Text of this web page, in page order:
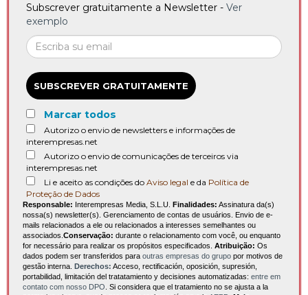
Subscrever gratuitamente a Newsletter - Ver
exemplo
SUBSCREVER GRATUITAMENTE
Marcar todos
Autorizo o envio de newsletters e informações de
interempresas.net
Autorizo o envio de comunicações de terceiros via
interempresas.net
Li e aceito as condições do Aviso legal e da Política de
Proteção de Dados
Responsable: Interempresas Media, S.L.U. Finalidades: Assinatura da(s)
nossa(s) newsletter(s). Gerenciamento de contas de usuários. Envio de e-
mails relacionados a ele ou relacionados a interesses semelhantes ou
associados. Conservação: durante o relacionamento com você, ou enquanto
for necessário para realizar os propósitos especificados. Atribuição: Os
dados podem ser transferidos para outras empresas do grupo por motivos de
gestão interna. Derechos: Acceso, rectificación, oposición, supresión,
portabilidad, limitación del tratatamiento y decisiones automatizadas: entre em
contato com nosso DPO . Si considera que el tratamiento no se ajusta a la